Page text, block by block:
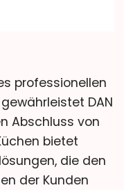
professionellen
DAN
Abschluss von
bietet
die den
der Kunden